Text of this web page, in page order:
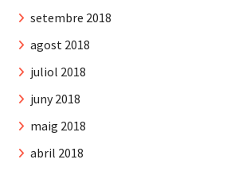
setembre 2018
agost 2018
juliol 2018
juny 2018
maig 2018
abril 2018